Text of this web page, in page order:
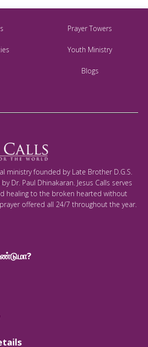
Prayer Towers
Youth Ministry
Blogs
ministry founded by Late Brother D.G.S.
Dr. Paul Dhinakaran. Jesus Calls serves
healing to the broken hearted without
offered all 24/7 throughout the year.